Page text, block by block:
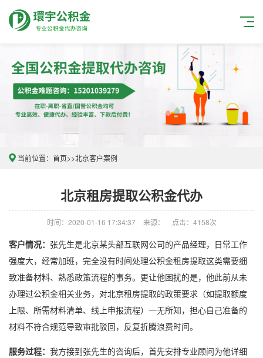
当前位置： 首页>>北京客户案例
北京租房提取公积金代办
时间：2020-01-16 17:34:37 来源： 点击：4158次
客户情况： 张先生是北京某头部互联网公司的产品经理，日常工作
强度大，经常加班，完全没有时间处理公积金租房提取这类需要细
致准备材料、熟悉政策流程的事务。更让他困扰的是，他此前从未
办理过公积金相关业务，对北京租房提取的政策要求（如提取额度
上限、所需材料清单、线上申报流程）一无所知，担心自己准备的
材料不符合规范导致审批驳回，反复折腾浪费时间。
服务过程： 我方接到张先生的咨询后，首先安排专业顾问为他详细